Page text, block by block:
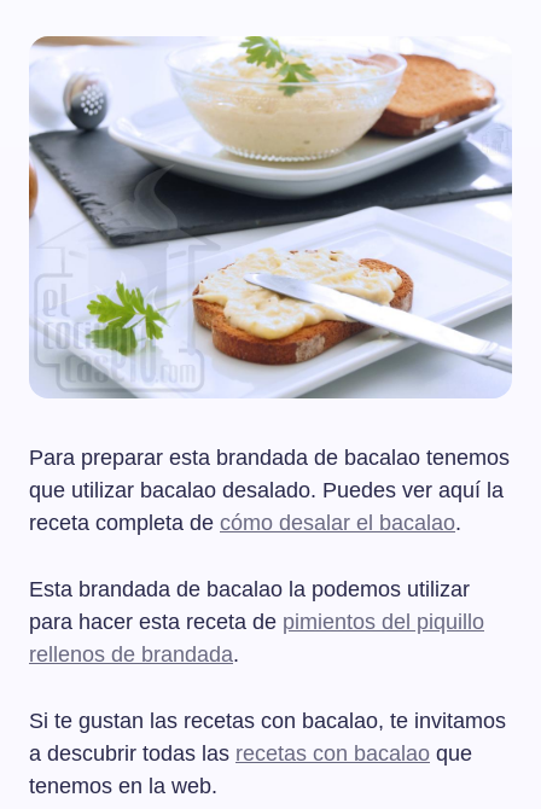
Para preparar esta brandada de bacalao tenemos
que utilizar bacalao desalado. Puedes ver aquí la
receta completa de cómo desalar el bacalao.
Esta brandada de bacalao la podemos utilizar
para hacer esta receta de pimientos del piquillo
rellenos de brandada.
Si te gustan las recetas con bacalao, te invitamos
a descubrir todas las recetas con bacalao que
tenemos en la web.